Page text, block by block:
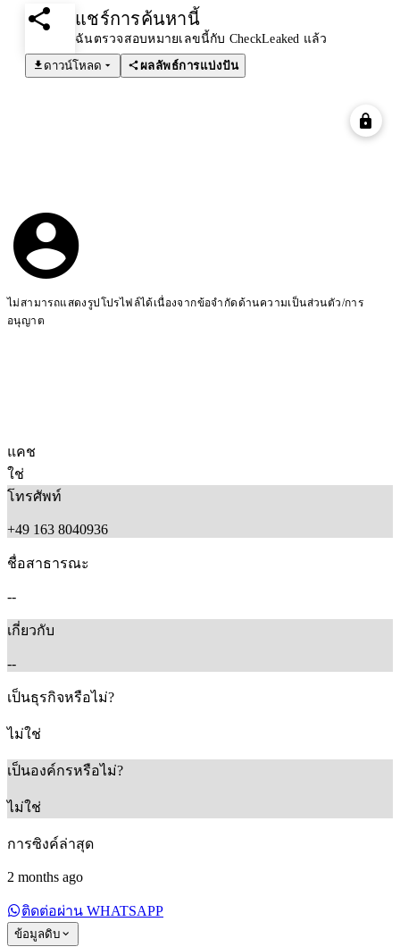
แชร์การค้นหานี้
ฉันตรวจสอบหมายเลขนี้กับ CheckLeaked แล้ว
ดาวน์โหลด
ผลลัพธ์การแบ่งปัน
ไม่สามารถแสดงรูปโปรไฟล์ได้เนื่องจากข้อจำกัดด้านความเป็นส่วนตัว/การ
อนุญาต
แคช
ใช่
โทรศัพท์
+49 163 8040936
ชื่อสาธารณะ
--
เกี่ยวกับ
--
เป็นธุรกิจหรือไม่?
ไม่ใช่
เป็นองค์กรหรือไม่?
ไม่ใช่
การซิงค์ล่าสุด
2 months ago
ติดต่อผ่าน WHATSAPP
ข้อมูลดิบ